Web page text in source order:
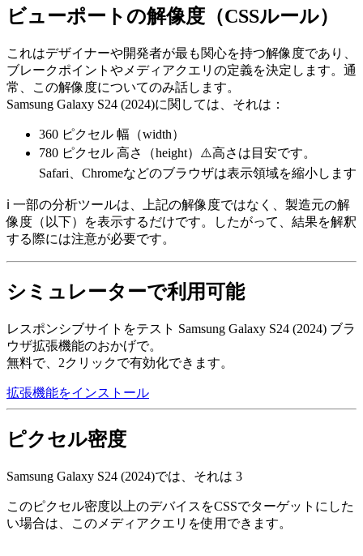
ビューポートの解像度（CSSルール）
これはデザイナーや開発者が最も関心を持つ解像度であり、
ブレークポイントやメディアクエリの定義を決定します。通
常、この解像度についてのみ話します。
Samsung Galaxy S24 (2024)に関しては、それは：
360 ピクセル 幅（width）
780 ピクセル 高さ（height）⚠️高さは目安です。
Safari、Chromeなどのブラウザは表示領域を縮小します
ℹ️ 一部の分析ツールは、上記の解像度ではなく、製造元の解
像度（以下）を表示するだけです。したがって、結果を解釈
する際には注意が必要です。
シミュレーターで利用可能
レスポンシブサイトをテスト Samsung Galaxy S24 (2024) ブラ
ウザ拡張機能のおかげで。
無料で、2クリックで有効化できます。
拡張機能をインストール
ピクセル密度
Samsung Galaxy S24 (2024)では、それは 3
このピクセル密度以上のデバイスをCSSでターゲットにした
い場合は、このメディアクエリを使用できます。